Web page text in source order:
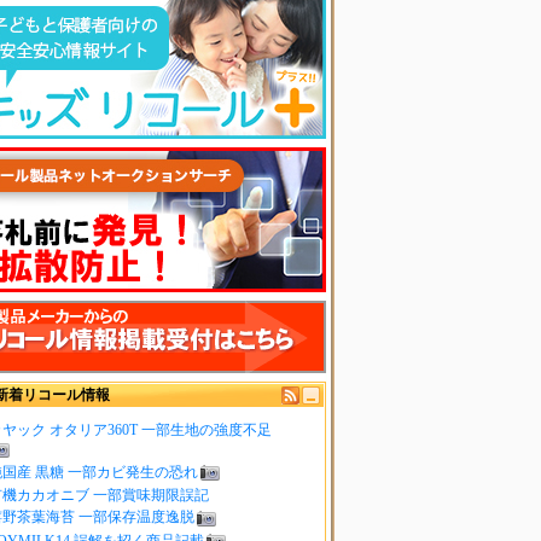
着リコール情報
ック オタリア360T 一部生地の強度不足
産 黒糖 一部カビ発生の恐れ
カカオニブ 一部賞味期限誤記
茶葉海苔 一部保存温度逸脱